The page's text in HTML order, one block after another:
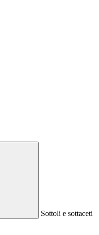
Sottoli e sottaceti